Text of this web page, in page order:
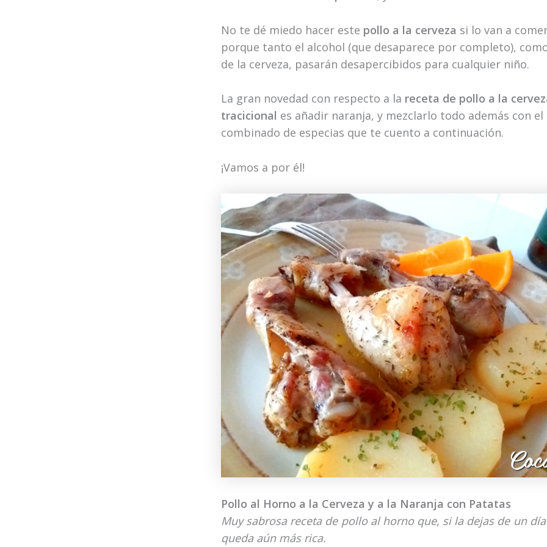
No te dé miedo hacer este pollo a la cerveza si lo van a
porque tanto el alcohol (que desaparece por completo),
de la cerveza, pasarán desapercibidos para cualquier niño.
La gran novedad con respecto a la receta de pollo a la
tracicional es añadir naranja, y mezclarlo todo además con el
combinado de especias que te cuento a continuación.
¡Vamos a por él!
Pollo al Horno a la Cerveza y a la Naranja con Patatas
Muy sabrosa receta de pollo al horno que, si la dejas de un
queda aún más rica.